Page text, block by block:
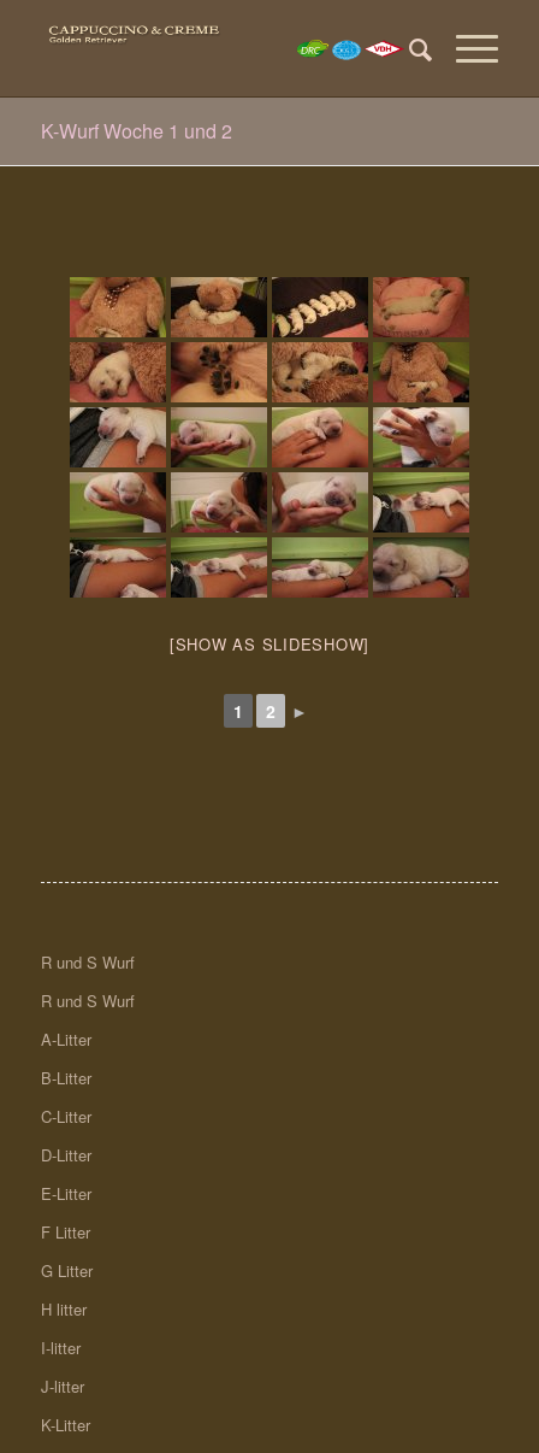
K-Wurf Woche 1 und 2
[SHOW AS SLIDESHOW]
1 2 ►
R und S Wurf
R und S Wurf
A-Litter
B-Litter
C-Litter
D-Litter
E-Litter
F Litter
G Litter
H litter
I-litter
J-litter
K-Litter